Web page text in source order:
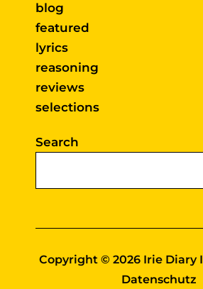
blog
featured
lyrics
reasoning
reviews
selections
Search
Copyright © 2026 Irie Diary I
Datenschutz